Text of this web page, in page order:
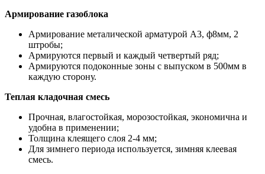
Армирование газоблока
Армирование металической арматурой А3, ф8мм, 2
штробы;
Армируются первый и каждый четвертый ряд;
Армируются подоконные зоны с выпуском в 500мм в
каждую сторону.
Теплая кладочная смесь
Прочная, влагостойкая, морозостойкая, экономична и
удобна в применении;
Толщина клеящего слоя 2-4 мм;
Для зимнего периода используется, зимняя клеевая
смесь.